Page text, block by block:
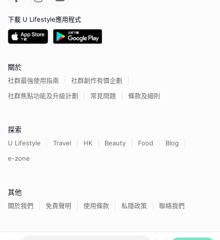
下載 U Lifestyle應用程式
關於
社群最強使用指南
社群創作有價企劃
社群焦點功能及升級計劃
常見問題 條款及細則
探索
U Lifestyle Travel HK Beauty Food
Blog
e-zone
其他
關於我們 免責聲明 使用條款 私隱政策 聯絡我們